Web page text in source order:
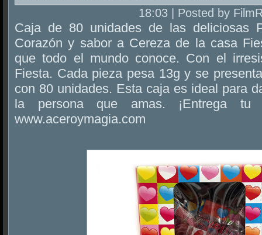
18:03 | Posted by
Caja de 80 unidades de las deliciosas
Corazón y sabor a Cereza de la casa
que todo el mundo conoce. Con el
Fiesta. Cada pieza pesa 13g y se
con 80 unidades. Esta caja es ideal para
la persona que amas. ¡Entrega tu
www.aceroymagia.com